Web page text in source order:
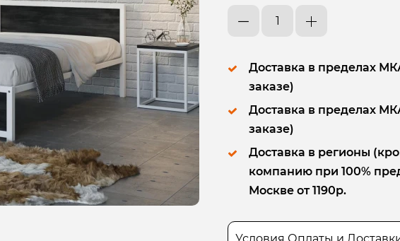
Доставка в пределах
заказе)
Доставка в пределах
заказе)
Доставка в регионы
компанию при 100%
Москве от 1190р.